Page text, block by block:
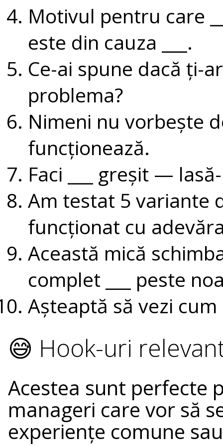
Motivul pentru care
este din cauza ___.
Ce-ai spune dacă ți-
problema?
Nimeni nu vorbește
funcționează.
Faci ___ greșit —
Am testat 5 variante
funcționat cu
Această mică
complet ___ peste
Așteaptă să vezi
😅 Hook-uri
Acestea sunt perfecte
manageri care vor să
experiențe comune